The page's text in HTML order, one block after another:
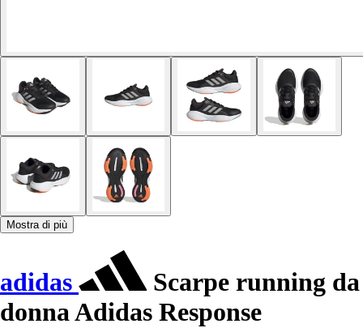
Mostra di più
adidas
Scarpe running da
donna Adidas Response